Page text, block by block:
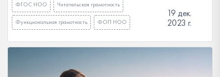
ФГОС НОО Читательская грамотность
Функциональная грамотность ФОП НОО
19 дек.
2023 г.